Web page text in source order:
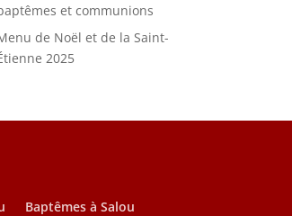
et communions
de Noël et de la Saint-
2025
Baptêmes à Salou